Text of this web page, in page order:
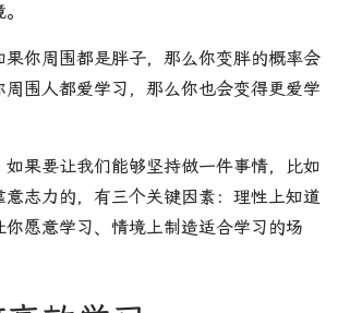
果你周围都是胖子，那么你变胖的概率会
周围人都爱学习，那么你也会变得更爱学
果要让我们能够坚持做一件事情，比如
意志力的，有三个关键因素：理性上知道
你愿意学习、情境上制造适合学习的场